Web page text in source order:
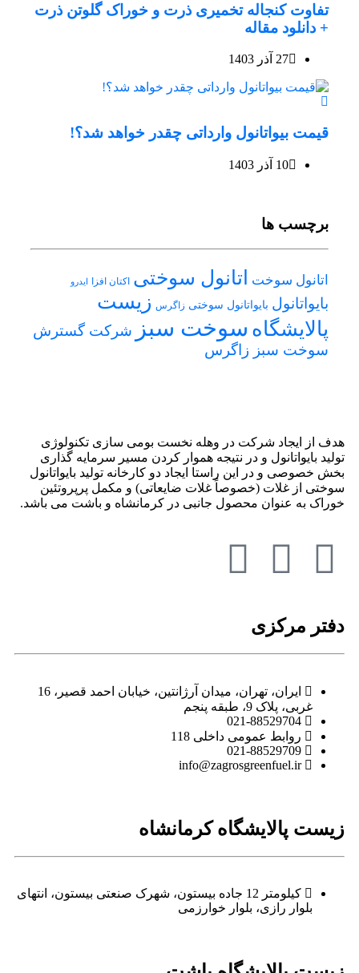
تفاوت کنجاله تخمیری ذرت و خوراک گلوتن ذرت
+ دانلود مقاله
27 آذر 1403
قیمت بیواتانول وارداتی چقدر خواهد شد؟!
10 آذر 1403
برچسب ها
اتانول سوخت اتانول سوختی اکتان افزا ایدرو
بایواتانول بایواتانول سوختی زاگرس زیست
پالایشگاه سوخت سبز
شرکت گسترش
سوخت سبز زاگرس
هدف از ایجاد شرکت در وهله نخست بومی سازی تکنولوژی
تولید بایواتانول و در نتیجه هموار کردن مسیر سرمایه گذاری
بخش خصوصی و در این راستا ایجاد دو کارخانه تولید بایواتانول
سوختی از غلات (خصوصاً غلات ضایعاتی) و مکمل پرپروتئین
خوراک به عنوان محصول جانبی در کرمانشاه و باشت می باشد.
دفتر مرکزی
ایران، تهران، میدان آرژانتین، خیابان احمد قصیر، 16
غربی، پلاک 9، طبقه پنجم
021-88529704
روابط عمومی داخلی 118
021-88529709
info@zagrosgreenfuel.ir​
زیست پالایشگاه کرمانشاه
کیلومتر 12 جاده بیستون، شهرک صنعتی بیستون، انتهای
بلوار رازی، بلوار خوارزمی